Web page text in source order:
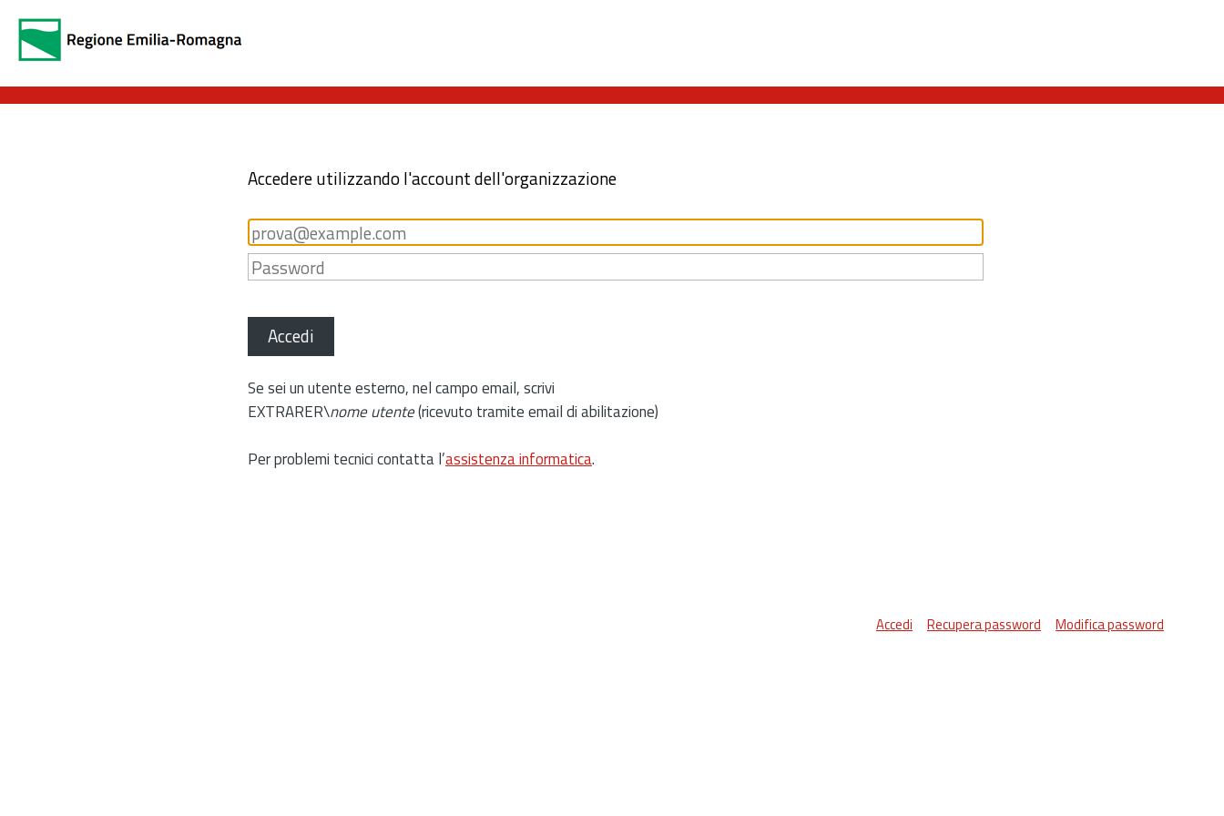
Accedere utilizzando l'account dell'organizzazione
Accedi
Se sei un utente esterno, nel campo email, scrivi
EXTRARER\nome utente(ricevuto tramite email di abilitazione)
Per problemi tecnici contatta l’assistenza informatica.
Accedi Recupera password Modifica password